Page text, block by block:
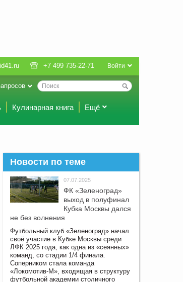
Войти
+7 499 735-22-71
Кулинарная книга Ещё
Новости по теме
07.07.2025
ФК «Зеленоград»
выход в полуфинал
Кубка Москвы дался
не без волнения
Футбольный клуб «Зеленоград» начал
своё участие в Кубке Москвы среди
ЛФК 2025 года, как одна из «сеянных»
команд, со стадии 1/4 финала.
Соперником стала команда
«Локомотив-М», входящая в структуру
футбольной академии столичного